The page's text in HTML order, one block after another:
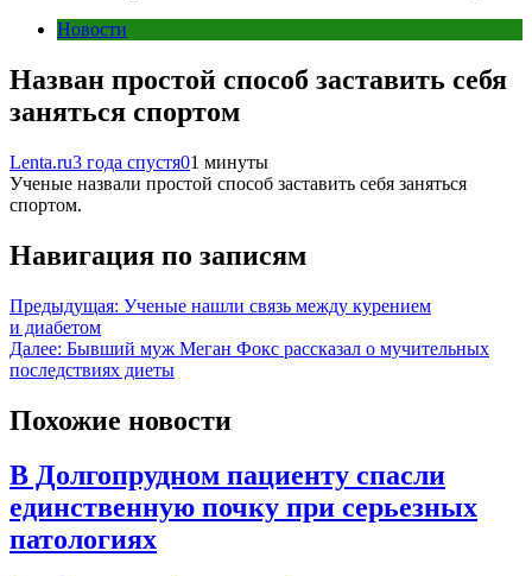
Новости
Назван простой способ заставить себя
заняться спортом
Lenta.ru3 года спустя01 минуты
Ученые назвали простой способ заставить себя заняться
спортом.
Навигация по записям
Предыдущая: Ученые нашли связь между курением
и диабетом
Далее: Бывший муж Меган Фокс рассказал о мучительных
последствиях диеты
Похожие новости
В Долгопрудном пациенту спасли
единственную почку при серьезных
патологиях